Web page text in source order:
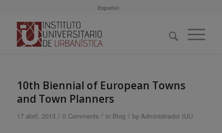
Español
10th Biennial of European Towns
and Town Planners
17 abril, 2013 / 0 Comments / in Blog / by Administrador IUU